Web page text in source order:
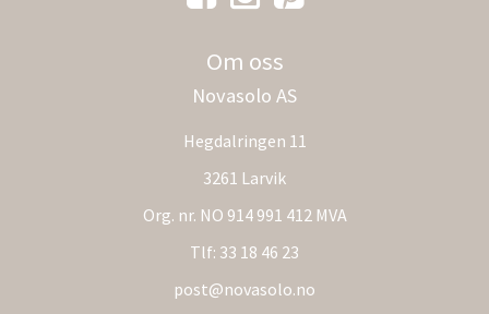
Om oss
Novasolo AS
Hegdalringen 11
3261 Larvik
Org. nr. NO 914 991 412 MVA
Tlf: 33 18 46 23
post@novasolo.no